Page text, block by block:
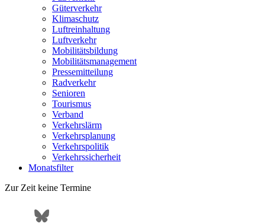
Güterverkehr
Klimaschutz
Luftreinhaltung
Luftverkehr
Mobilitätsbildung
Mobilitätsmanagement
Pressemitteilung
Radverkehr
Senioren
Tourismus
Verband
Verkehrslärm
Verkehrsplanung
Verkehrspolitik
Verkehrssicherheit
Monatsfilter
Zur Zeit keine Termine